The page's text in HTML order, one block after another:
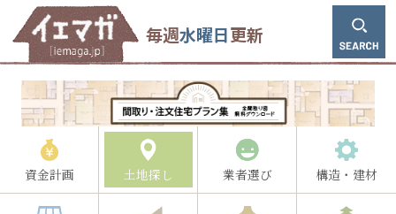
毎週水曜日更新
資金計画 土地探し 業者選び 構造・建材